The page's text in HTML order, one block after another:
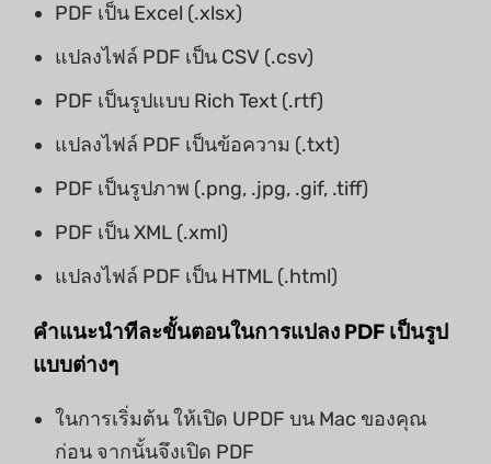
PDF เป็น Excel (.xlsx)
แปลงไฟล์ PDF เป็น CSV (.csv)
PDF เป็นรูปแบบ Rich Text (.rtf)
แปลงไฟล์ PDF เป็นข้อความ (.txt)
PDF เป็นรูปภาพ (.png, .jpg, .gif, .tiff)
PDF เป็น XML (.xml)
แปลงไฟล์ PDF เป็น HTML (.html)
คำแนะนำทีละขั้นตอนในการแปลง PDF เป็นรูป
แบบต่างๆ
ในการเริ่มต้น ให้เปิด UPDF บน Mac ของคุณ
ก่อน จากนั้นจึงเปิด PDF